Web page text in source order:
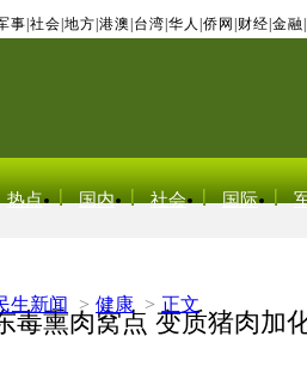
事 社会 地方 港澳 台湾 华人 侨网 财经 金融
热点 国内 社会 国际
生新闻 > 健康 > 正文
毒熏肉窝点 变质猪肉加